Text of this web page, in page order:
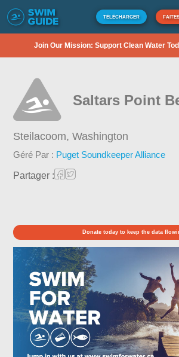
TÉLÉCHARGER
Join Our Mission: Support Clean Water
Saltars Point
Steilacoom,Washington
Géré Par : Puget Soundkeeper Alliance
Partager :
Donate today to keep the data